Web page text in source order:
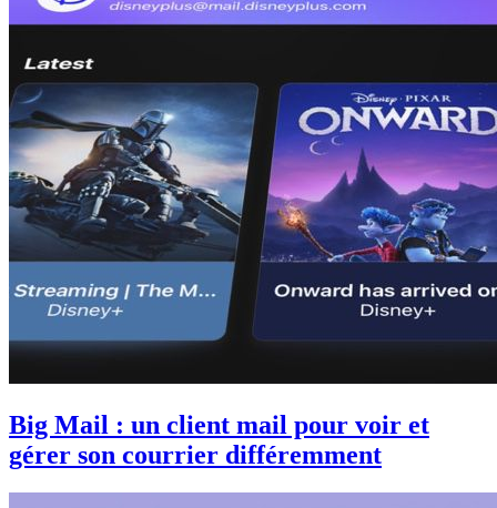
Big Mail : un client mail pour voir et
gérer son courrier différemment